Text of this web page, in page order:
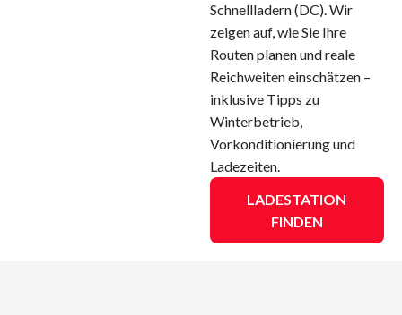
Schnellladern (DC). Wir
zeigen auf, wie Sie Ihre
Routen planen und reale
Reichweiten einschätzen –
inklusive Tipps zu
Winterbetrieb,
Vorkonditionierung und
Ladezeiten.
LADESTATION
FINDEN